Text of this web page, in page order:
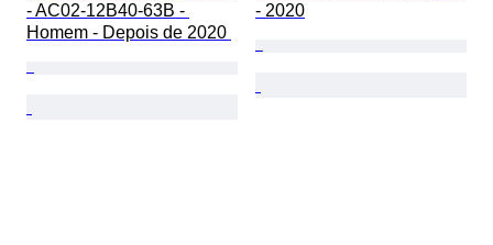
- AC02-12B40-63B -
Homem - Depois de 2020
- 2020